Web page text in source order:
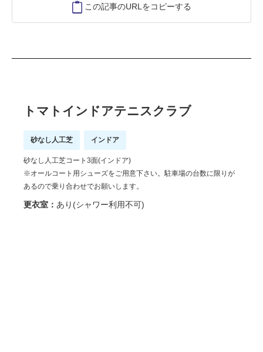
この記事のURLをコピーする
トマトインドアテニスクラブ
砂なし人工芝 インドア
砂なし人工芝コート3面(インドア)
※オールコート用シューズをご用意下さい。駐車場の台数に限りが
あるので乗り合わせでお願いします。
更衣室： あり(シャワー利用不可)